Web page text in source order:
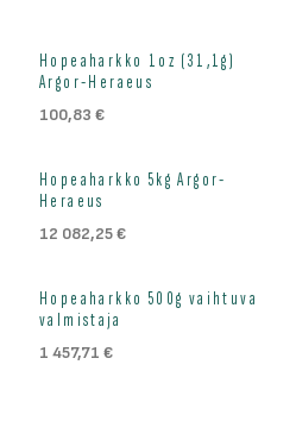
Loppu väliaikaisesti
Hopeaharkko 1oz (31,1g)
Argor-Heraeus
100,83 €
Loppu väliaikaisesti
Hopeaharkko 5kg Argor-
Heraeus
12 082,25€
Loppu väliaikaisesti
Hopeaharkko 500g vaihtuva
valmistaja
1 457,71 €